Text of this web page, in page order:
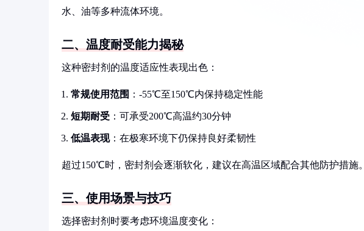
水、油等多种流体环境。
二、温度耐受能力揭秘
这种密封剂的温度适应性表现出色：
常规使用范围 ：-55℃至150℃内保持稳定性能
短期耐受 ：可承受200℃高温约30分钟
低温表现：在极寒环境下仍保持良好柔韧性
超过150℃时，密封剂会逐渐软化，建议在高温区域配合其他防护措施。
三、使用场景与技巧
选择密封剂时要考虑环境温度变化：